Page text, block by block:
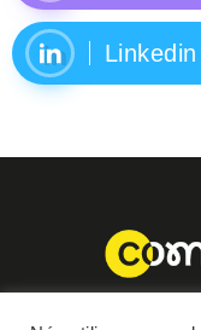
Linkedin